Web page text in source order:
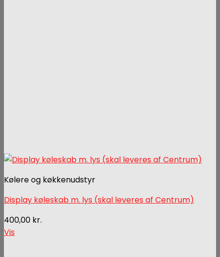
Kølere og køkkenudstyr
Display køleskab m. lys (skal leveres af Centrum)
400,00 kr.
Vis